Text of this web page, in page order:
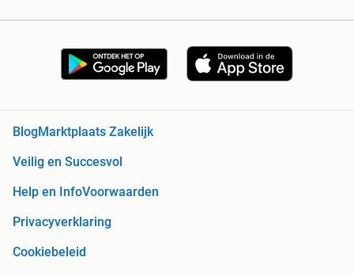
BlogMarktplaats Zakelijk
Veilig en Succesvol
Help en InfoVoorwaarden
Privacyverklaring
Cookiebeleid